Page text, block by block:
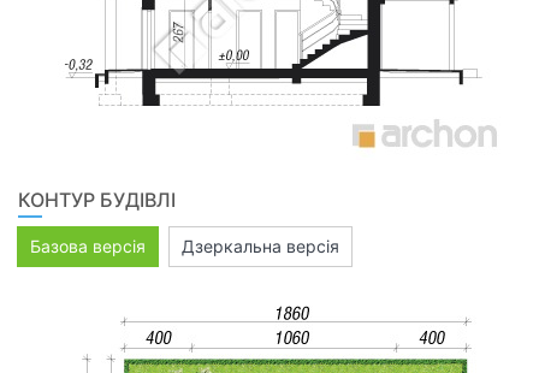
КОНТУР БУДІВЛІ
Базова версія Дзеркальна версія